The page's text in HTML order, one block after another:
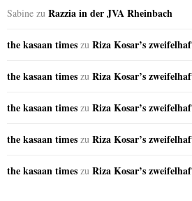
Sabine zu Razzia in der JVA Rheinbach
the kasaan times zu Riza Kosar’s
the kasaan times zu Riza Kosar’s
the kasaan times zu Riza Kosar’s
the kasaan times zu Riza Kosar’s
the kasaan times zu Riza Kosar’s